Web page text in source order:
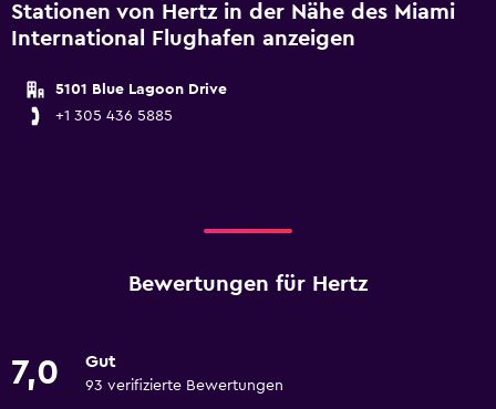
Stationen von Hertz in der Nähe des Miami
International Flughafen anzeigen
5101 Blue Lagoon Drive
+1 305 436 5885
Bewertungen für Hertz
7,0 Gut
93 verifizierte Bewertungen